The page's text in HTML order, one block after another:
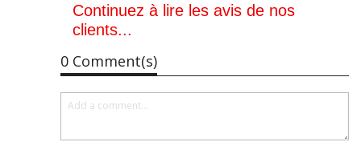
Continuez à lire les avis de nos
clients...
0 Comment(s)